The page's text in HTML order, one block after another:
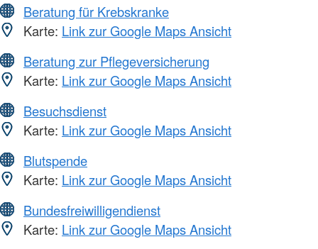
Beratung für Krebskranke
Karte: Link zur Google Maps Ansicht
Beratung zur Pflegeversicherung
Karte: Link zur Google Maps Ansicht
Besuchsdienst
Karte: Link zur Google Maps Ansicht
Blutspende
Karte: Link zur Google Maps Ansicht
Bundesfreiwilligendienst
Karte: Link zur Google Maps Ansicht